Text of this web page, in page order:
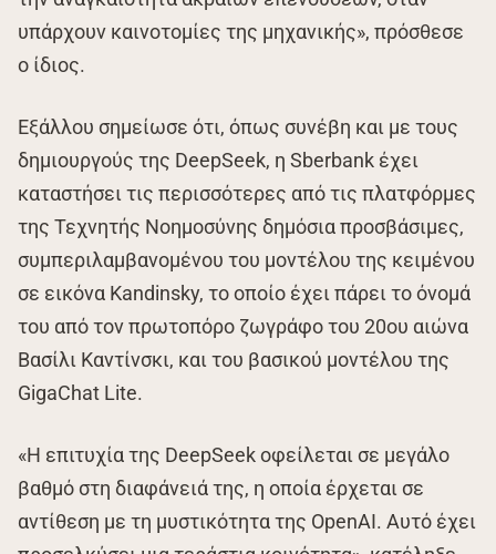
υπάρχουν καινοτομίες της μηχανικής», πρόσθεσε
ο ίδιος.
Εξάλλου σημείωσε ότι, όπως συνέβη και με τους
δημιουργούς της DeepSeek, η Sberbank έχει
καταστήσει τις περισσότερες από τις πλατφόρμες
της Τεχνητής Νοημοσύνης δημόσια προσβάσιμες,
συμπεριλαμβανομένου του μοντέλου της κειμένου
σε εικόνα Kandinsky, το οποίο έχει πάρει το όνομά
του από τον πρωτοπόρο ζωγράφο του 20ου αιώνα
Βασίλι Καντίνσκι, και του βασικού μοντέλου της
GigaChat Lite.
«Η επιτυχία της DeepSeek οφείλεται σε μεγάλο
βαθμό στη διαφάνειά της, η οποία έρχεται σε
αντίθεση με τη μυστικότητα της OpenAI. Αυτό έχει